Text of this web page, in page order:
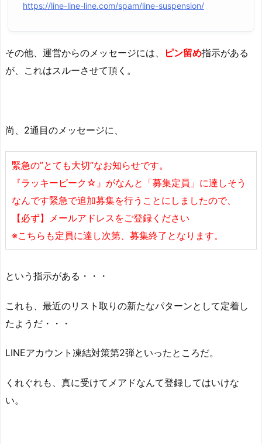
https://line-line-line.com/spam/line-suspension/
その他、運営からのメッセージには、 ピン留め指示がある
が、これはスルーさせて頂く。
尚、2通目のメッセージに、
緊急の”とても大切”なお知らせです。
『ラッキーピーク☆』がなんと「募集定員」に達しそう
なんです緊急で追加募集を行うことにしましたので、
【必ず】メールアドレスをご登録ください
※こちらも定員に達し次第、募集終了となります。
という指示がある・・・
これも、最近のリスト取りの新たなパターンとして定着し
たようだ・・・
LINEアカウント凍結対策第2弾といったところだ。
くれぐれも、真に受けてメアドなんて登録してはいけな
い。